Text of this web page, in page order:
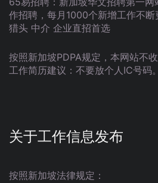
作招聘，每月1000个新增工作不
猎头 中介 企业直招首选
按照新加坡PDPA规定，本网站不
工作简历建议：不要放个人IC号码。
关于工作信息发布
按照新加坡法律规定：